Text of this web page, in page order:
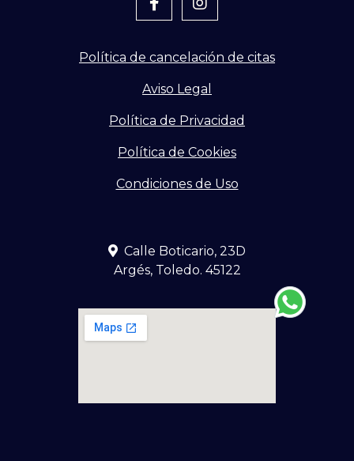
Política de cancelación de citas
Aviso Legal
Política de Privacidad
Política de Cookies
Condiciones de Uso
Calle Boticario, 23D
Argés, Toledo. 45122